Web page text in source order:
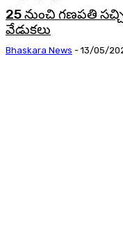
25 నుంచి గణపతి
వేడుకలు
Bhaskara News - 13/05/